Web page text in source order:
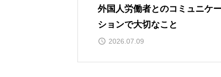
外国人労働者とのコミュニケ
ションで大切なこと
2026.07.09